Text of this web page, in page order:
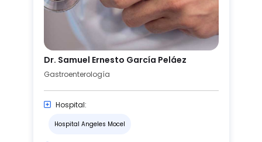
Dr. Samuel Ernesto García Peláez
Gastroenterología
Hospital:
Hospital Angeles Mocel